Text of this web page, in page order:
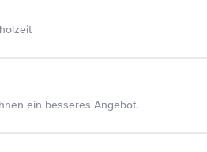
ein besseres Angebot.